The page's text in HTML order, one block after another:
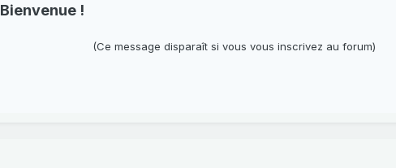
Bienvenue !
(Ce message disparaît si vous vous inscrivez au forum)